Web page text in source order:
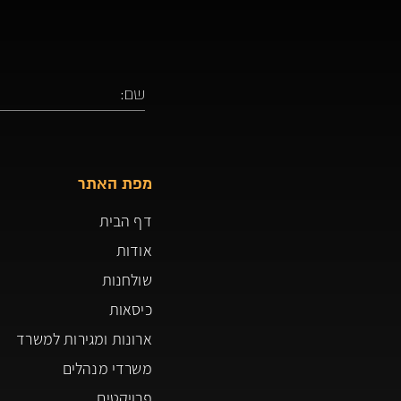
מפת האתר
דף הבית
אודות
שולחנות
כיסאות
ארונות ומגירות למשרד
משרדי מנהלים